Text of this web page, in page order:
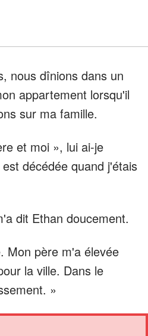
nous dînions dans un
appartement lorsqu'il
sur ma famille.
et moi », lui ai-je
décédée quand j'étais
dit Ethan doucement.
Mon père m'a élevée
la ville. Dans le
»